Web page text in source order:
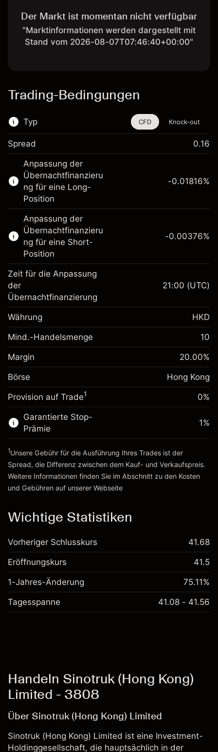
Der Markt ist momentan nicht verfügbar
"Marktinformationen werden dargestellt mit
Stand vom 2026-08-07T07:46:40+00:00"
Trading-Bedingungen
Typ
Dieses Finanzinstrument steht für das Traden
über CFDs und Knock-outs zur Verfügung.
Erfahren Sie mehr über:
CFDs
Knock-outs
CFD Knock-out
Spread 0.16
Anpassung der
Übernachtfinanzieru
ng für eine Long-
Position
HK$1,000.00
Anpassung der
Übernachtfinanzierung
Gebühren aus
Positionswert
%
Positionsgröße mit Hebelwirkung
~HK$5,000.00
Geld aus Hebelwirkung ~
HK$4,000.00
Zur Plattform
-0.01816%
Anpassung der
Übernachtfinanzieru
ng für eine Short-
Position
Margin. Ihre Investition
Anpassung der
Übernachtfinanzierung
fremdfinanzierten
Positionswert
-0.003762%
(-HK$0.19)
Positionsgröße mit Hebelwirkung
~HK$5,000.00
Geld aus Hebelwirkung ~
Zur Plattform
-0.00376%
Zeit für die Anpassung
der
Übernachtfinanzierung
21:00 (UTC)
Währung HKD
Mind.-Handelsmenge 10
Margin 20.00%
Börse Hong Kong
Provision auf Trade1 0%
Garantierte Stop-
Prämie
1%
1Unsere Gebühr für die Ausführung Ihres Trades ist der
Spread, die Differenz zwischen dem Kauf- und Verkaufspreis.
Weitere Informationen finden Sie im Abschnitt zu den Kosten
und Gebühren auf unserer Webseite
Wichtige Statistiken
Vorheriger Schlusskurs 41.68
Eröffnungskurs 41.5
1-Jahres-Änderung 75.11%
Tagesspanne 41.08 - 41.56
Handeln Sinotruk (Hong Kong)
Limited - 3808
Über Sinotruk (Hong Kong) Limited
Sinotruk (Hong Kong) Limited ist eine Investment-
Holdinggesellschaft, die hauptsächlich in der